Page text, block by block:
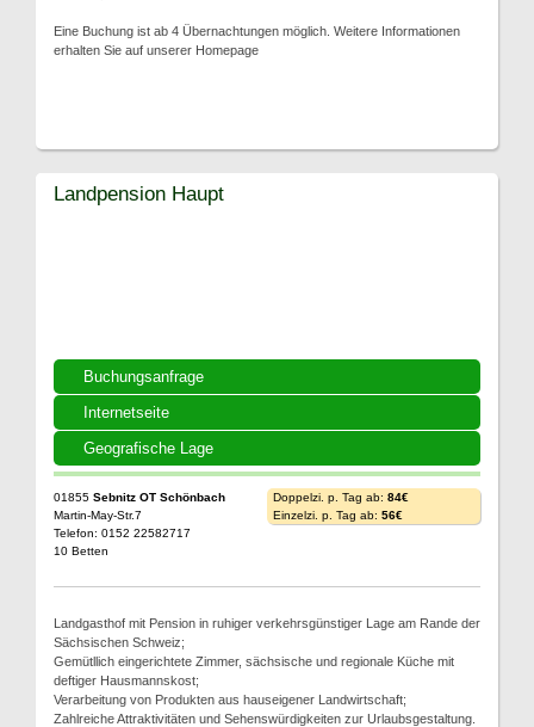
Eine Buchung ist ab 4 Übernachtungen möglich. Weitere Informationen
erhalten Sie auf unserer Homepage
Buchungsanfrage
Internetseite
Geografische Lage
Landpension Haupt
01855 Sebnitz OT Schönbach
Martin-May-Str.7
Telefon: 0152 22582717
10 Betten
Doppelzi. p. Tag ab: 84€
Einzelzi. p. Tag ab: 56€
Landgasthof mit Pension in ruhiger verkehrsgünstiger Lage am Rande der
Sächsischen Schweiz;
Gemütllich eingerichtete Zimmer, sächsische und regionale Küche mit
deftiger Hausmannskost;
Verarbeitung von Produkten aus hauseigener Landwirtschaft;
Zahlreiche Attraktivitäten und Sehenswürdigkeiten zur Urlaubsgestaltung.